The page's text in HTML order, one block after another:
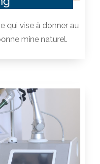
qui vise à donner au
mine naturel.